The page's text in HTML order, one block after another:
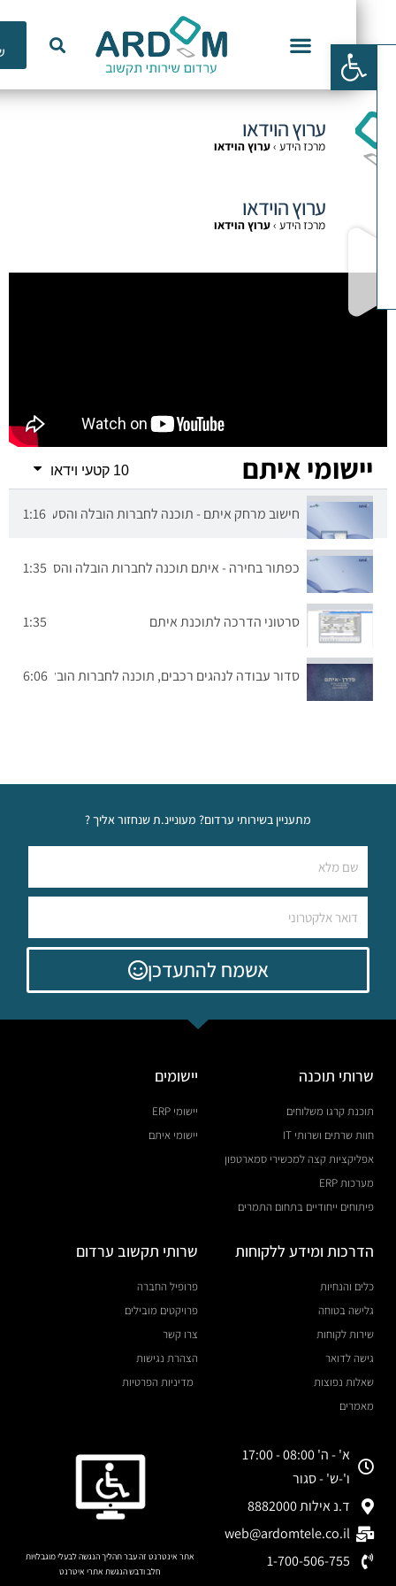
פתח סרגל נגישות
ערוץ הוידאו
מרכז הידע›ערוץ הוידאו
ערוץ הוידאו
מרכז הידע›ערוץ הוידאו
יישומי איתם
חישוב מרחק איתם - תוכנה לחברות הובלה והסעים1:16
כפתור בחירה - איתם תוכנה לחברות הובלה והסעים1:35
סרטוני הדרכה לתוכנת איתם 1:35
סדור עבודה לנהגים רכבים, תוכנה לחברות הובלה והסעים
6:06
קריאה בשרות עצמי 3:02
תוכנת איתם - תנועה נוספת בסדרן 3:44
תוכנת איתם - כרטסת נהגים 6:39
תוכנת איתם -כרטסת לקוחות
מתעניין בשירותי ערדום? מעוניינ.ת שנחזור אליך ?
אשמח להתעדכן
שרותי תוכנה
תוכנת קרגו משלוחים
חוות שרתים ושרותי IT
אפליקציות קצה למכשירי סמארטפון
מערכות ERP
פיתוחים ייחודיים בתחום התמרים
יישומים
יישומי ERP
יישומי איתם
הדרכות ומידע ללקוחות
כלים והנחיות
גלישה בטוחה
שירות לקוחות
גישה לדואר
שאלות נפוצות
מאמרים
שרותי תקשוב ערדום
פרופיל החברה
פרויקטים מובילים
צרו קשר
הצהרת נגישות
מדיניות הפרטיות
א' - ה' 08:00 - 17:00
ו'-ש' - סגור
ד.נ אילות 8882000
web@ardomtele.co.il
1-700-506-755
אתר אינטרנט זה עבר תהליך הנגשה לבעלי מוגבלויות
חלב ודבש הנגשת אתרי איטרנט